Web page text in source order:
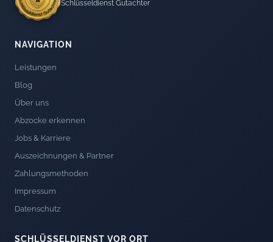
Schlüsseldienst Gutachter
NAVIGATION
Leistungen
Blog
Über uns
Abzocke erkennen
Jobs & Karriere
Auszeichnungen & Partner
Zahlungsmethoden
Impressum
Datenschutz
SCHLÜSSELDIENST VOR ORT